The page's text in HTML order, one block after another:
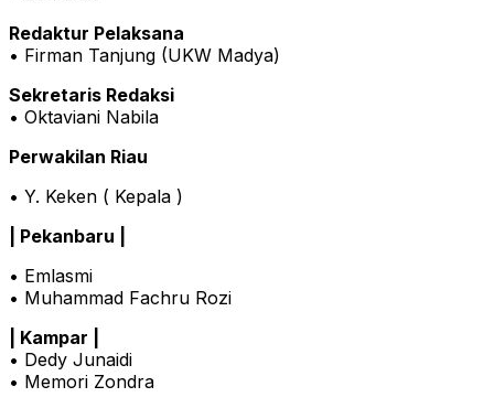
Redaktur Pelaksana
• Firman Tanjung (UKW Madya)
Sekretaris Redaksi
• Oktaviani Nabila
Perwakilan Riau
• Y. Keken ( Kepala )
| Pekanbaru |
• Emlasmi
• Muhammad Fachru Rozi
| Kampar |
• Dedy Junaidi
• Memori Zondra